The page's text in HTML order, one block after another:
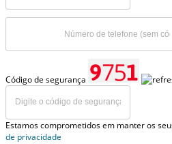
Código de segurança
Estamos comprometidos em manter os
de privacidade